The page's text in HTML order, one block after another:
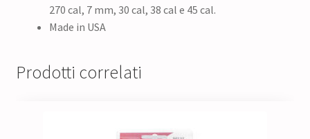
270 cal, 7 mm, 30 cal, 38 cal e 45 cal.
Made in USA
Prodotti correlati